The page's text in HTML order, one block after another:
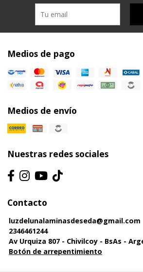
Medios de pago
Medios de envío
Nuestras redes sociales
Contacto
luzdelunalaminasdeseda@gmail.com
2346461244
Av Urquiza 807 - Chivilcoy - BsAs -
Botón de arrepentimiento